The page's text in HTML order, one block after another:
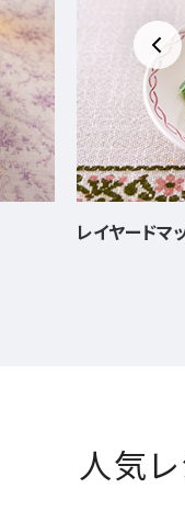
なすの韓国風
人気